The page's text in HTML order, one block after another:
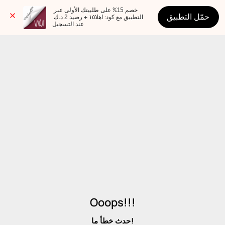
عند التسجيل
حمّل التطبيق
Ooops!!!
حدث خطأ ما!